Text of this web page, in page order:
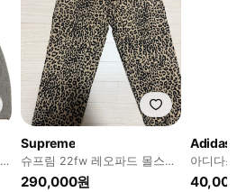
Supreme
슈프림 22fw 레오파드 몰스킨
더블니
290,000원
Adidas
아디다
s